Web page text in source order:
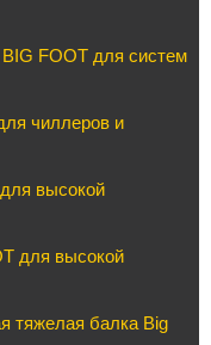
FOOT для систем
чиллеров и
высокой
для высокой
тяжелая балка Big